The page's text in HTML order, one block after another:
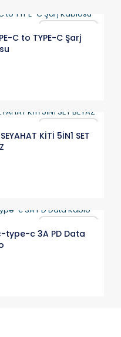
C to TYPE-C Şarj
KİTİ 5İN1 SET
type-c 3A PD Data